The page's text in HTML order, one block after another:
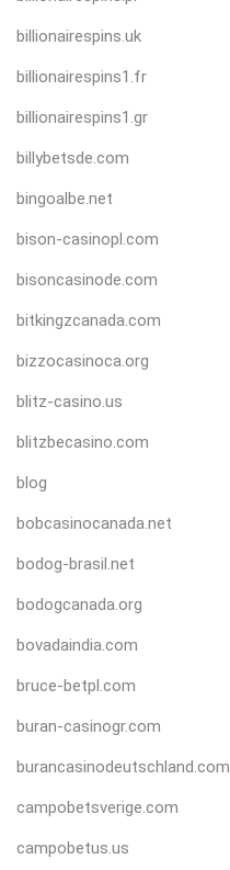
billionairespins.uk
billionairespins1.fr
billionairespins1.gr
billybetsde.com
bingoalbe.net
bison-casinopl.com
bisoncasinode.com
bitkingzcanada.com
bizzocasinoca.org
blitz-casino.us
blitzbecasino.com
blog
bobcasinocanada.net
bodog-brasil.net
bodogcanada.org
bovadaindia.com
bruce-betpl.com
buran-casinogr.com
burancasinodeutschland.com
campobetsverige.com
campobetus.us